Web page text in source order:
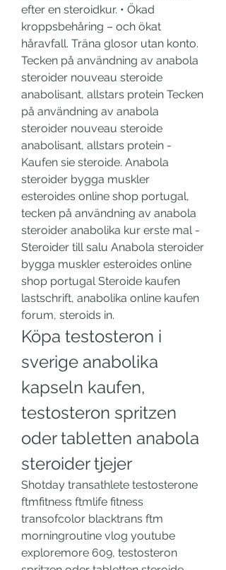
efter en steroidkur. • Ökad
kroppsbehåring – och ökat
håravfall. Träna glosor utan konto.
Tecken på användning av anabola
steroider nouveau steroide
anabolisant, allstars protein Tecken
på användning av anabola
steroider nouveau steroide
anabolisant, allstars protein -
Kaufen sie steroide. Anabola
steroider bygga muskler
esteroides online shop portugal,
tecken på användning av anabola
steroider anabolika kur erste mal -
Steroider till salu Anabola steroider
bygga muskler esteroides online
shop portugal Steroide kaufen
lastschrift, anabolika online kaufen
forum, steroids in.
Köpa testosteron i
sverige anabolika
kapseln kaufen,
testosteron spritzen
oder tabletten anabola
steroider tjejer
Shotday transathlete testosterone
ftmfitness ftmlife fitness
transofcolor blacktrans ftm
morningroutine vlog youtube
exploremore 609, testosteron